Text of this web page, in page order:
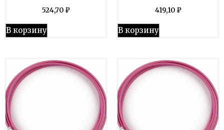
524,70 ₽
В корзину
419,10 ₽
В корзину